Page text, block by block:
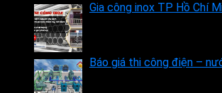
Gia công inox TP Hồ Chí
Báo giá thi công điện –